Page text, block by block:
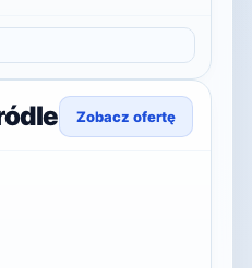
Zobacz ofertę